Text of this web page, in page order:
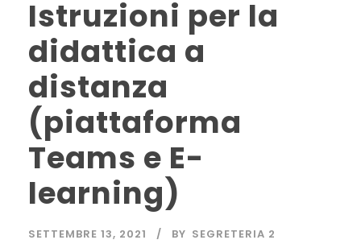
Istruzioni per la
didattica a
distanza
(piattaforma
Teams e E-
learning)
SETTEMBRE 13, 2021 BY SEGRETERIA 2